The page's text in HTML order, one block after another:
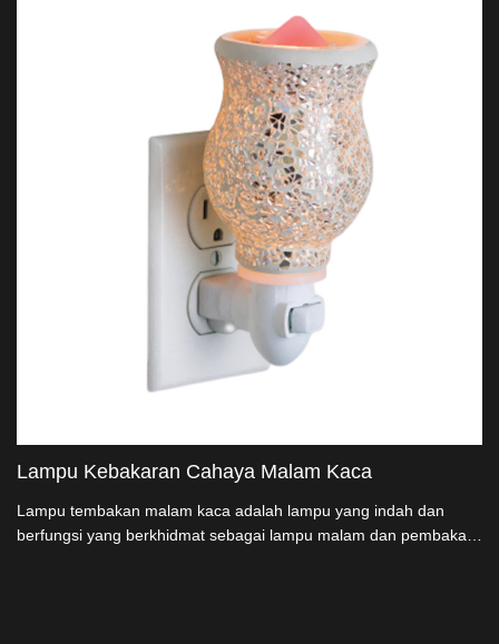
Lampu Kebakaran Cahaya Malam Kaca
Lampu tembakan malam kaca adalah lampu yang indah dan
berfungsi yang berkhidmat sebagai lampu malam dan pembakar